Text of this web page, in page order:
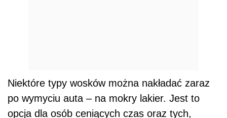
Niektóre typy wosków można nakładać zaraz
po wymyciu auta – na mokry lakier. Jest to
opcja dla osób ceniących czas oraz tych,